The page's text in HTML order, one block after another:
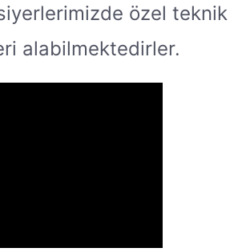
özel teknik
alabilmektedirler.